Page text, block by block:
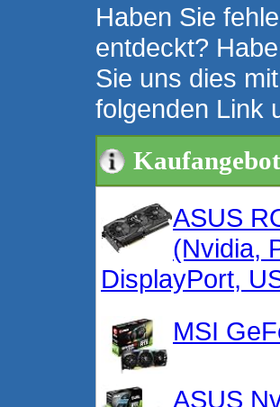
Haben Sie
entdeckt?
Sie uns dies
folgenden Link
ASUS
(Nvidia,
DisplayPort,
MSI
ASUS